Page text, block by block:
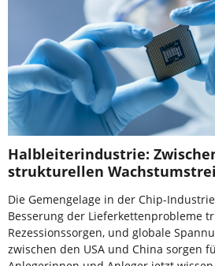
Halbleiterindustrie:
strukturellen
Die Gemengelage in der Chip-
Besserung der Lieferkettenprobleme
Rezessionssorgen, und globale
zwischen den USA und China sorgen